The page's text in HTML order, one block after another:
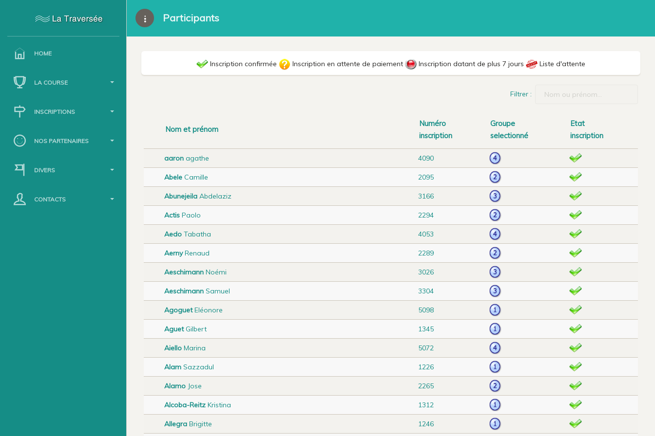
HOME
LA COURSE
INSCRIPTIONS
NOS PARTENAIRES
DIVERS
CONTACTS
Participants
Inscription confirmée Inscription en attente de paiement Inscription datant de plus 7 jours Liste d'attente
Filtrer :
Nom et prénom
Numéro
inscription
Groupe
selectionné
Etat
inscription
aaron agathe 4090
Abele Camille 2095
Abunejeila Abdelaziz 3166
Actis Paolo 2294
Aedo Tabatha 4053
AernyRenaud 2289
Aeschimann Noémi 3026
Aeschimann Samuel 3304
AgoguetEléonore 5098
AguetGilbert 1345
Aiello Marina 5072
Alam Sazzadul 1226
Alamo Jose 2265
Alcoba-Reitz Kristina 1312
Allegra Brigitte 1246